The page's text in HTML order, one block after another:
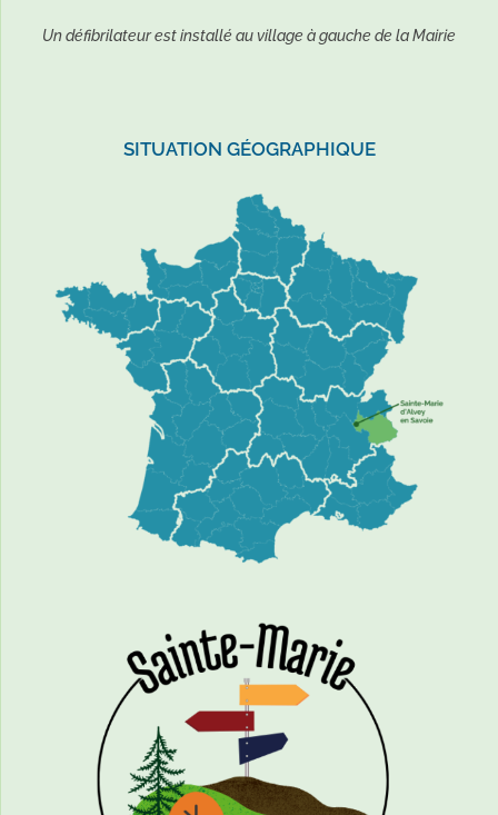
Un défibrilateur est installé au village à gauche de la Mairie
SITUATION GÉOGRAPHIQUE